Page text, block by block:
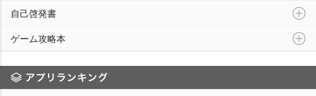
自己啓発書
ゲーム攻略本